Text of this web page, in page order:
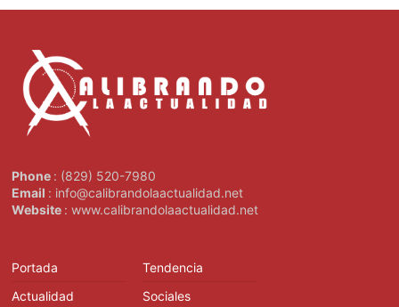
Phone : (829) 520-7980
Email : info@calibrandolaactualidad.net
Website : www.calibrandolaactualidad.net
Portada
Actualidad
Tendencia
Sociales